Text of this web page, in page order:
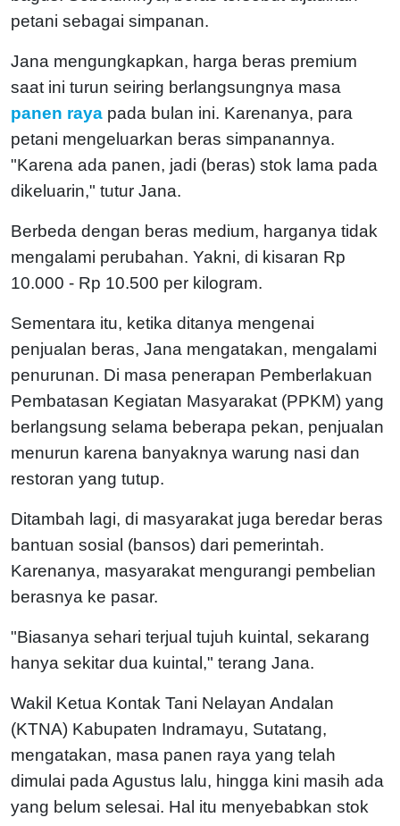
petani sebagai simpanan.
Jana mengungkapkan, harga beras premium
saat ini turun seiring berlangsungnya masa
panen raya pada bulan ini. Karenanya, para
petani mengeluarkan beras simpanannya.
"Karena ada panen, jadi (beras) stok lama pada
dikeluarin," tutur Jana.
Berbeda dengan beras medium, harganya tidak
mengalami perubahan. Yakni, di kisaran Rp
10.000 - Rp 10.500 per kilogram.
Sementara itu, ketika ditanya mengenai
penjualan beras, Jana mengatakan, mengalami
penurunan. Di masa penerapan Pemberlakuan
Pembatasan Kegiatan Masyarakat (PPKM) yang
berlangsung selama beberapa pekan, penjualan
menurun karena banyaknya warung nasi dan
restoran yang tutup.
Ditambah lagi, di masyarakat juga beredar beras
bantuan sosial (bansos) dari pemerintah.
Karenanya, masyarakat mengurangi pembelian
berasnya ke pasar.
"Biasanya sehari terjual tujuh kuintal, sekarang
hanya sekitar dua kuintal," terang Jana.
Wakil Ketua Kontak Tani Nelayan Andalan
(KTNA) Kabupaten Indramayu, Sutatang,
mengatakan, masa panen raya yang telah
dimulai pada Agustus lalu, hingga kini masih ada
yang belum selesai. Hal itu menyebabkan stok